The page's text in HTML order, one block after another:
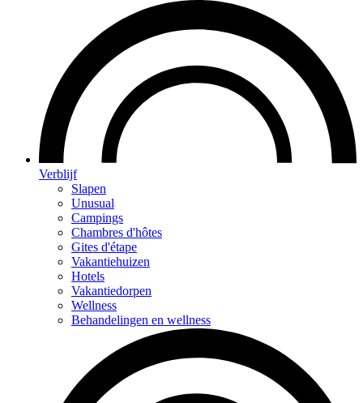
Verblijf
Slapen
Unusual
Campings
Chambres d'hôtes
Gites d'étape
Vakantiehuizen
Hotels
Vakantiedorpen
Wellness
Behandelingen en wellness